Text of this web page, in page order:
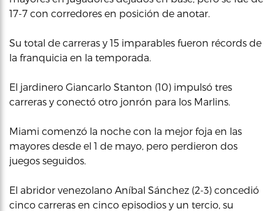
17-7 con corredores en posición de anotar.
Su total de carreras y 15 imparables fueron récords de
la franquicia en la temporada.
El jardinero Giancarlo Stanton (10) impulsó tres
carreras y conectó otro jonrón para los Marlins.
Miami comenzó la noche con la mejor foja en las
mayores desde el 1 de mayo, pero perdieron dos
juegos seguidos.
El abridor venezolano Aníbal Sánchez (2-3) concedió
cinco carreras en cinco episodios y un tercio, su